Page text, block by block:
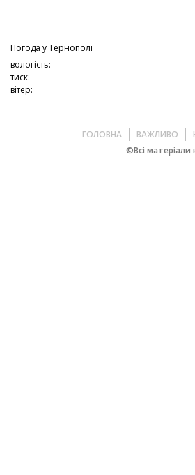
Погода уТернополі
вологість:
тиск:
вітер:
ГОЛОВНА ВАЖЛИВО
©Всі матеріали